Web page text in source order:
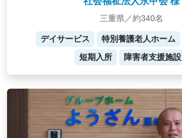
三重県／約340名
デイサービス 特別養護老人ホーム
短期入所
障害者支援施設